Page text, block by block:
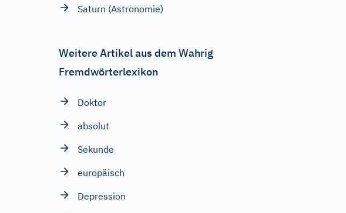
Saturn (Astronomie)
Weitere Artikel aus dem Wahrig
Fremdwörterlexikon
Doktor
absolut
Sekunde
europäisch
Depression